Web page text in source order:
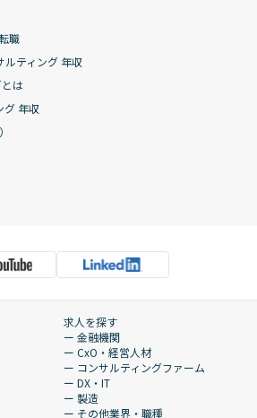
職
ルティング 年収
は
グ 年収
求人を探す
ー 金融機関
ー CxO・経営人材
ー コンサルティングファーム
ー DX・IT
ー 製造
ー その他業界・職種